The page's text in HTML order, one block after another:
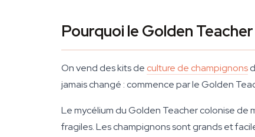
Pourquoi le Golden
On vend des kits de culture de champignons
jamais changé : commence par le Golden
Le mycélium du Golden Teacher colonise de
fragiles. Les champignons sont grands et